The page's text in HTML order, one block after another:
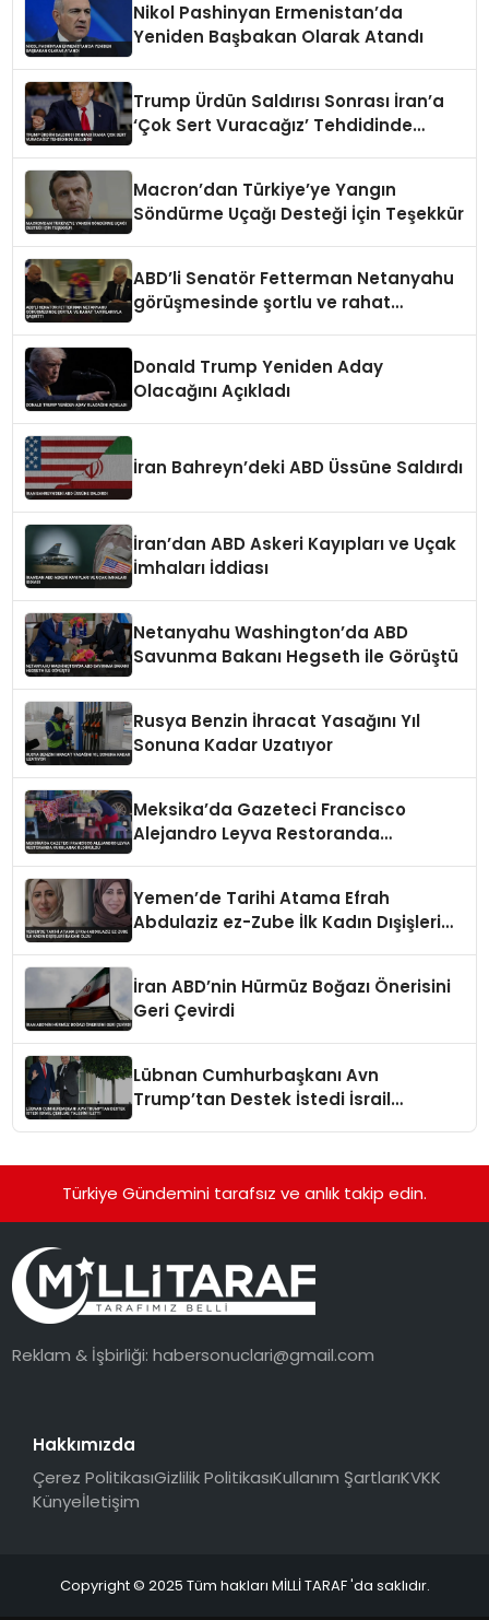
Nikol Pashinyan Ermenistan’da
Yeniden Başbakan Olarak Atandı
Trump Ürdün Saldırısı Sonrası İran’a
‘Çok Sert Vuracağız’ Tehdidinde
Macron’dan Türkiye’ye Yangın
Söndürme Uçağı Desteği İçin Teşekkür
ABD’li Senatör Fetterman Netanyahu
görüşmesinde şortlu ve rahat
Donald Trump Yeniden Aday
Olacağını Açıkladı
İran Bahreyn’deki ABD Üssüne Saldırdı
İran’dan ABD Askeri Kayıpları ve Uçak
İmhaları İddiası
Netanyahu Washington’da ABD
Savunma Bakanı Hegseth ile Görüştü
Rusya Benzin İhracat Yasağını Yıl
Sonuna Kadar Uzatıyor
Meksika’da Gazeteci Francisco
Alejandro Leyva Restoranda
Yemen’de Tarihi Atama Efrah
Abdulaziz ez-Zube İlk Kadın Dışişleri
İran ABD’nin Hürmüz Boğazı Önerisini
Geri Çevirdi
Lübnan Cumhurbaşkanı Avn
Trump’tan Destek İstedi İsrail
Türkiye Gündemini tarafsız ve anlık takip edin.
Reklam & İşbirliği:habersonuclari@gmail.com
Hakkımızda
Çerez PolitikasıGizlilik PolitikasıKullanım ŞartlarıKVKK
Künyeİletişim
Copyright © 2025 Tüm hakları MİLLİ TARAF 'da saklıdır.